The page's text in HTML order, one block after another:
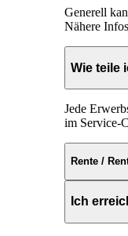
Generell
Nähere
Wie teile
Jede
im Service-
Rente /
Ich